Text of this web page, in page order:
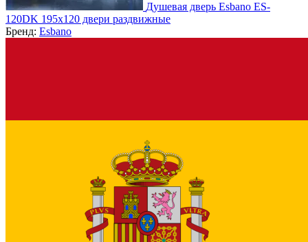
Душевая дверь Esbano ES-
120DK 195х120 двери раздвижные
Бренд: Esbano